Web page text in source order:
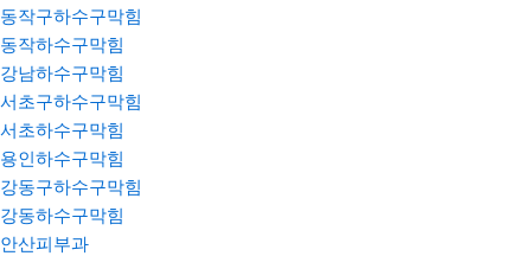
동작구하수구막힘
동작하수구막힘
강남하수구막힘
서초구하수구막힘
서초하수구막힘
용인하수구막힘
강동구하수구막힘
강동하수구막힘
안산피부과